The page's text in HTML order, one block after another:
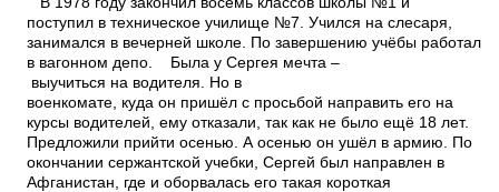
поступил в техническое училище №7. Учился на слесаря,
занимался в вечерней школе. По завершению учёбы работал
в вагонном депо. Была у Сергея мечта –
выучиться на водителя. Но в
военкомате, куда он пришёл с просьбой направить его на
курсы водителей, ему отказали, так как не было ещё 18 лет.
Предложили прийти осенью. А осенью он ушёл в армию. По
окончании сержантской учебки, Сергей был направлен в
Афганистан, где и оборвалась его такая короткая